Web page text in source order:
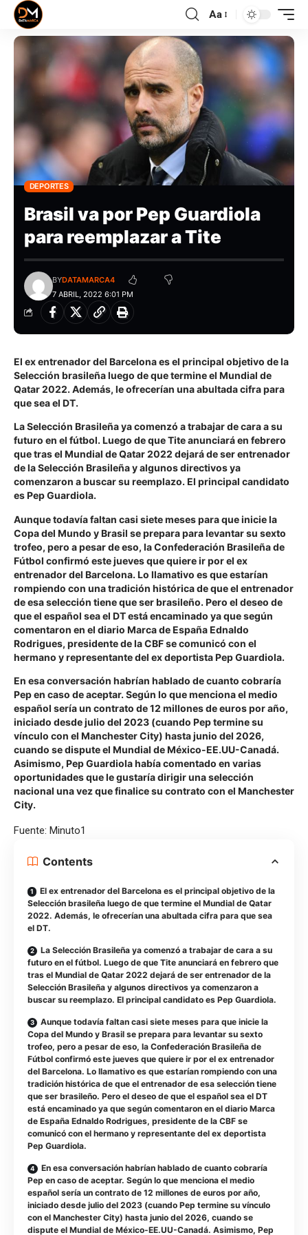
Aa
DEPORTES
Brasil va por Pep Guardiola
para reemplazar a Tite
7 ABRIL, 2022 6:01 PM
BYDATAMARCA4
El ex entrenador del Barcelona es el principal objetivo de la
Selección brasileña luego de que termine el Mundial de
Qatar 2022. Además, le ofrecerían una abultada cifra para
que sea el DT.
La Selección Brasileña ya comenzó a trabajar de cara a su
futuro en el fútbol. Luego de que Tite anunciará en febrero
que tras el Mundial de Qatar 2022 dejará de ser entrenador
de la Selección Brasileña y algunos directivos ya
comenzaron a buscar su reemplazo. El principal candidato
es Pep Guardiola.
Aunque todavía faltan casi siete meses para que inicie la
Copa del Mundo y Brasil se prepara para levantar su sexto
trofeo, pero a pesar de eso, la Confederación Brasileña de
Fútbol confirmó este jueves que quiere ir por el ex
entrenador del Barcelona. Lo llamativo es que estarían
rompiendo con una tradición histórica de que el entrenador
de esa selección tiene que ser brasileño. Pero el deseo de
que el español sea el DT está encaminado ya que según
comentaron en el diario Marca de España Ednaldo
Rodrigues, presidente de la CBF se comunicó con el
hermano y representante del ex deportista Pep Guardiola.
En esa conversación habrían hablado de cuanto cobraría
Pep en caso de aceptar. Según lo que menciona el medio
español sería un contrato de 12 millones de euros por año,
iniciado desde julio del 2023 (cuando Pep termine su
vínculo con el Manchester City) hasta junio del 2026,
cuando se dispute el Mundial de México-EE.UU-Canadá.
Asimismo, Pep Guardiola había comentado en varias
oportunidades que le gustaría dirigir una selección
nacional una vez que finalice su contrato con el Manchester
City.
Fuente: Minuto1
Contents
El ex entrenador del Barcelona es el principal objetivo de la
Selección brasileña luego de que termine el Mundial de Qatar
2022. Además, le ofrecerían una abultada cifra para que sea
el DT.
La Selección Brasileña ya comenzó a trabajar de cara a su
futuro en el fútbol. Luego de que Tite anunciará en febrero que
tras el Mundial de Qatar 2022 dejará de ser entrenador de la
Selección Brasileña y algunos directivos ya comenzaron a
buscar su reemplazo. El principal candidato es Pep Guardiola.
Aunque todavía faltan casi siete meses para que inicie la
Copa del Mundo y Brasil se prepara para levantar su sexto
trofeo, pero a pesar de eso, la Confederación Brasileña de
Fútbol confirmó este jueves que quiere ir por el ex entrenador
del Barcelona. Lo llamativo es que estarían rompiendo con una
tradición histórica de que el entrenador de esa selección tiene
que ser brasileño. Pero el deseo de que el español sea el DT
está encaminado ya que según comentaron en el diario Marca
de España Ednaldo Rodrigues, presidente de la CBF se
comunicó con el hermano y representante del ex deportista
Pep Guardiola.
En esa conversación habrían hablado de cuanto cobraría
Pep en caso de aceptar. Según lo que menciona el medio
español sería un contrato de 12 millones de euros por año,
iniciado desde julio del 2023 (cuando Pep termine su vínculo
con el Manchester City) hasta junio del 2026, cuando se
dispute el Mundial de México-EE.UU-Canadá. Asimismo, Pep